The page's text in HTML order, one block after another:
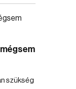
szükség